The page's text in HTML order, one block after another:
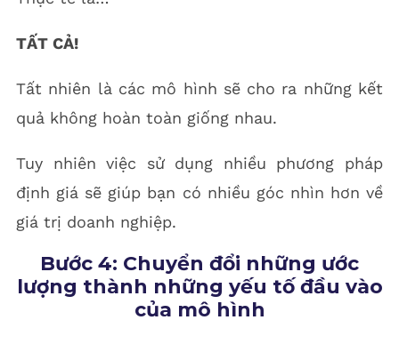
TẤT CẢ!
Tất nhiên là các mô hình sẽ cho ra những kết
quả không hoàn toàn giống nhau.
Tuy nhiên việc sử dụng nhiều phương pháp
định giá sẽ giúp bạn có nhiều góc nhìn hơn về
giá trị doanh nghiệp.
Bước 4: Chuyển đổi những ước
lượng thành những yếu tố đầu vào
của mô hình